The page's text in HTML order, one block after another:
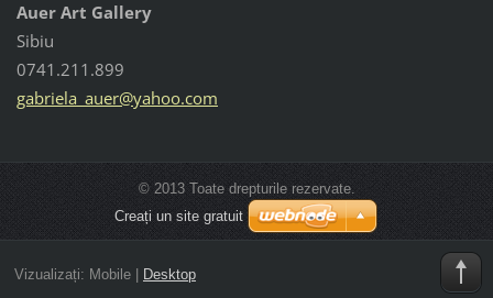
Auer Art Gallery
Sibiu
0741.211.899
gabriela _auer@yahoo.com
© 2013 Toate drepturile rezervate.
Creați un site gratuit
Vizualizați: Mobile| Desktop